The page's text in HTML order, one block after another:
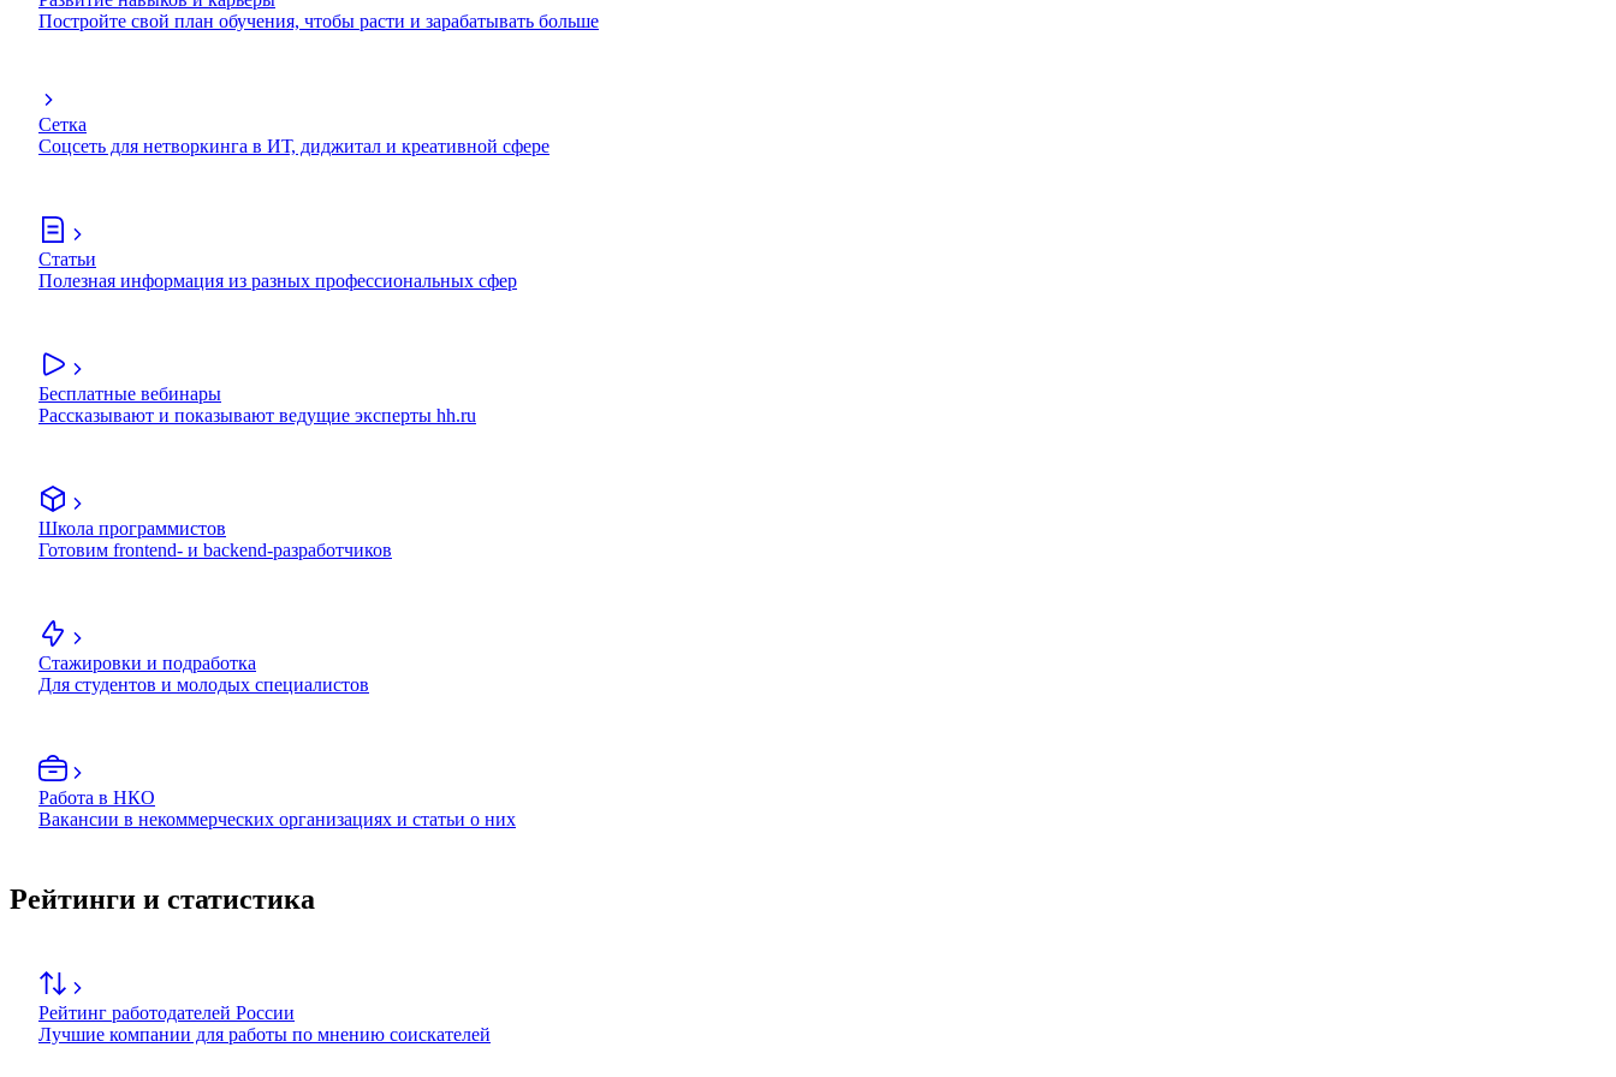
Постройте свой план обучения, чтобы расти и зарабатывать больше
Сетка
Соцсеть для нетворкинга в ИТ, диджитал и креативной сфере
Статьи
Полезная информация из разных профессиональных сфер
Бесплатные вебинары
Рассказывают и показывают ведущие эксперты hh.ru
Школа программистов
Готовим frontend- и backend-разработчиков
Стажировки и подработка
Для студентов и молодых специалистов
Работа в НКО
Вакансии в некоммерческих организациях и статьи о них
Рейтинги и статистика
Рейтинг работодателей России
Лучшие компании для работы по мнению соискателей